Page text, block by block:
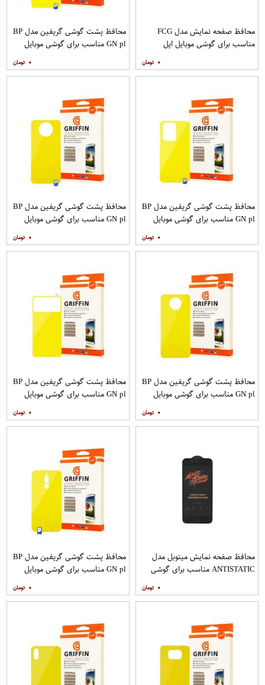
محافظ صفحه نمایش مدل FCG
مناسب برای گوشی موبایل اپل
۰
محافظ پشت گوشی گریفین مدل BP
GN pl مناسب برای گوشی موبایل
۰
محافظ پشت گوشی گریفین مدل BP
GN pl مناسب برای گوشی موبایل
۰
محافظ پشت گوشی گریفین مدل BP
GN pl مناسب برای گوشی موبایل
۰
محافظ پشت گوشی گریفین مدل BP
GN pl مناسب برای گوشی موبایل
۰
محافظ پشت گوشی گریفین مدل BP
GN pl مناسب برای گوشی موبایل
۰
محافظ صفحه نمایش میتوبل مدل
ANTISTATIC مناسب برای گوشی
۰
محافظ پشت گوشی گریفین مدل BP
GN pl مناسب برای گوشی موبایل
۰